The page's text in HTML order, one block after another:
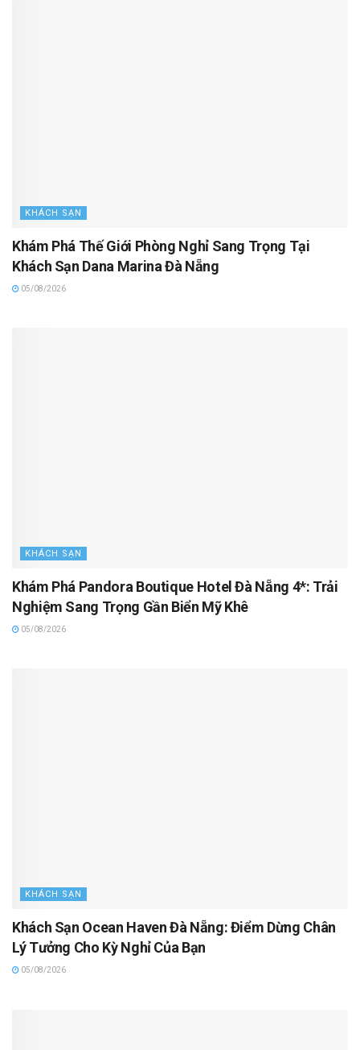
KHÁCH SẠN
Khám Phá Thế Giới Phòng Nghỉ Sang Trọng Tại
Khách Sạn Dana Marina Đà Nẵng
05/08/2026
KHÁCH SẠN
Khám Phá Pandora Boutique Hotel Đà Nẵng 4*: Trải
Nghiệm Sang Trọng Gần Biển Mỹ Khê
05/08/2026
KHÁCH SẠN
Khách Sạn Ocean Haven Đà Nẵng: Điểm Dừng Chân
Lý Tưởng Cho Kỳ Nghỉ Của Bạn
05/08/2026